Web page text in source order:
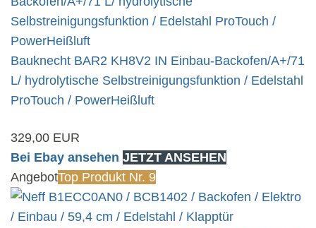
Bauknecht BAR2 KH8V2 IN Einbau-Backofen/A+/71
L/ hydrolytische Selbstreinigungsfunktion / Edelstahl
ProTouch / PowerHeißluft
329,00 EUR
Bei Ebay ansehen JETZT ANSEHEN
AngebotTop Produkt Nr. 9